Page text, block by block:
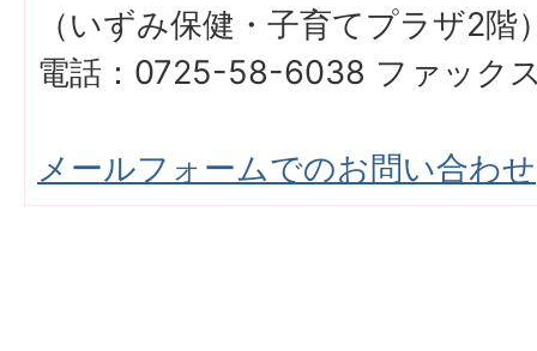
（いずみ保健・子育てプラザ2
電話：0725-58-6038 ファック
メールフォームでのお問い合わせ